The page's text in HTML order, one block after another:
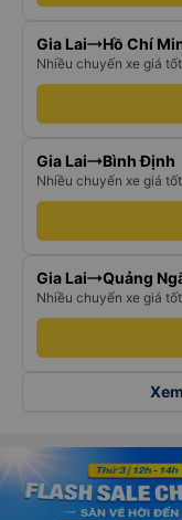
Gia Lai Hồ Chí
Nhiều chuyến xe giá
Gia Lai Bình Định
Nhiều chuyến xe giá
Gia Lai Quảng
Nhiều chuyến xe giá